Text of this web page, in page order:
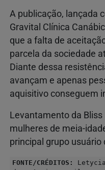
A publicação, lançada
Gravital Clínica
que a falta de
parcela da sociedade
Diante dessa
avançam e apenas
aquisitivo conseguem
Levantamento da
mulheres de meia-
principal grupo
FONTE/CRÉDITOS: